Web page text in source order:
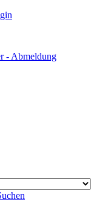
- Abmeldung